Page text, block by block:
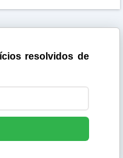
resolvidos de